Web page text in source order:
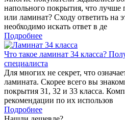
напольного покрытия, что лучше
или ламинат? Сходу ответить на
необходимо искать ответ в де
Подробнее
Что такое ламинат 34 класса?
специалиста
Для многих не секрет, что
ламината. Скорее всего вы
покрытия 31, 32 и 33 класса.
рекомендации по их использов
Подробнее